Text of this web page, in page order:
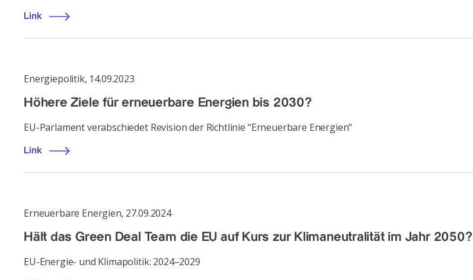
Link
Energiepolitik, 14.09.2023
Höhere Ziele für erneuerbare Energien bis 2030?
EU-Parlament verabschiedet Revision der Richtlinie "Erneuerbare Energien"
Link
Erneuerbare Energien, 27.09.2024
Hält das Green Deal Team die EU auf Kurs zur Klimaneutralität im Jahr 2050?
EU-Energie- und Klimapolitik: 2024–2029